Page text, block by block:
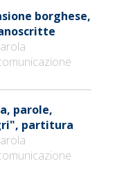
borghese,
parole,
partitura